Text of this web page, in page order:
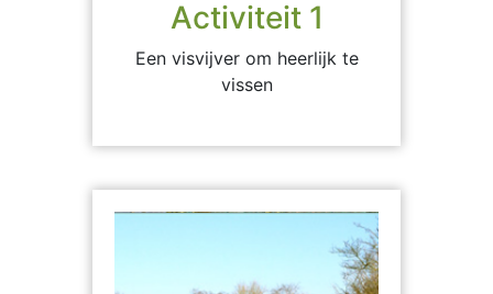
Activiteit 1
Een visvijver om heerlijk te
vissen